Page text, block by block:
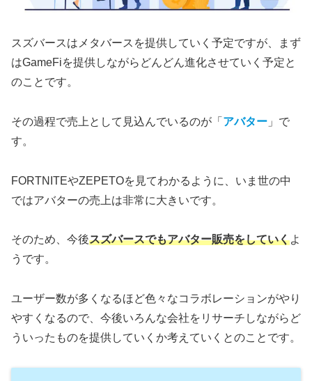
スズバースはメタバースを提供していく予定ですが、まず
はGameFiを提供しながらどんどん進化させていく予定と
のことです。
その過程で売上として見込んでいるのが「 アバター 」で
す。
FORTNITEやZEPETOを見てわかるように、いま世の中
ではアバターの売上は非常に大きいです。
そのため、今後スズバースでもアバター販売をしていくよ
うです。
ユーザー数が多くなるほど色々なコラボレーションがやり
やすくなるので、今後いろんな会社をリサーチしながらど
ういったものを提供していくか考えていくとのことです。